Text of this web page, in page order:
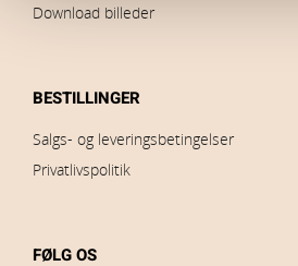
Download billeder
BESTILLINGER
Salgs- og leveringsbetingelser
Privatlivspolitik
FØLG OS